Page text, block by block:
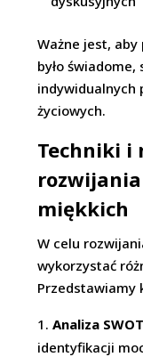
Ważne jest,
było
indywidualnych
życiowych.
Techniki i
miękkich
W celu
wykorzystać
Przedstawiamy
Analiza SWOT
identyfikacji